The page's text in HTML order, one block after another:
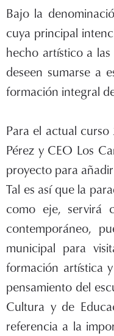
Bajo la
cuya principal
hecho artístico a
deseen sumarse a
formación integral
Para el actual
Pérez y CEO Los
proyecto para
Tal es así que la
como eje, servirá
contemporáneo,
municipal para
formación artística
pensamiento del
Cultura y de
referencia a la